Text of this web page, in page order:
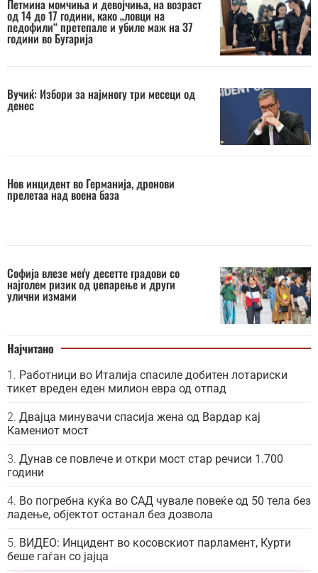
Петмина момчиња и девојчиња, на возраст
од 14 до 17 години, како „ловци на
педофили“ претепале и убиле маж на 37
години во Бугарија
Вучиќ: Избори за најмногу три месеци од
денес
Нов инцидент во Германија, дронови
прелетаа над воена база
Софија влезе меѓу десетте градови со
најголем ризик од џепарење и други
улични измами
Најчитано
Работници во Италија спасиле добитен лотариски
тикет вреден еден милион евра од отпад
Двајца минувачи спасија жена од Вардар кај
Камениот мост
Дунав се повлече и откри мост стар речиси 1.700
години
Во погребна куќа во САД чувале повеќе од 50 тела без
ладење, објектот останал без дозвола
ВИДЕО: Инцидент во косовскиот парламент, Курти
беше гаѓан со јајца